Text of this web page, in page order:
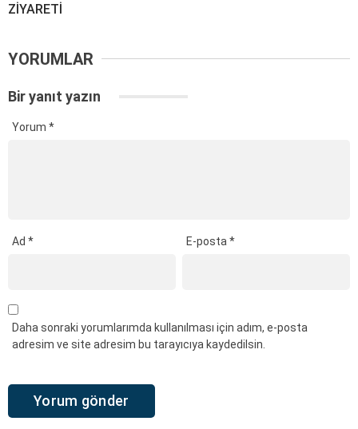
ZİYARETİ
YORUMLAR
Bir yanıt yazın
Yorum *
Ad * E-posta*
Daha sonraki yorumlarımda kullanılması için adım, e-posta
adresim ve site adresim bu tarayıcıya kaydedilsin.